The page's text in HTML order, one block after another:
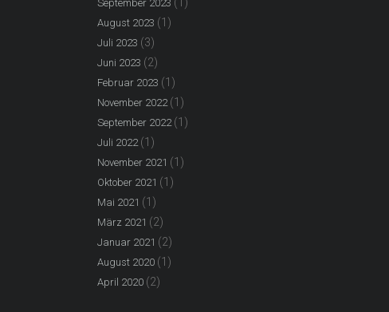
September 2023
August 2023 (1)
Juli 2023 (3)
Juni 2023 (2)
Februar 2023 (1)
November 2022 (1)
September 2022 (1)
Juli 2022 (1)
November 2021 (1)
Oktober 2021 (1)
Mai 2021 (1)
März 2021 (2)
Januar 2021 (2)
August 2020 (1)
April 2020 (2)